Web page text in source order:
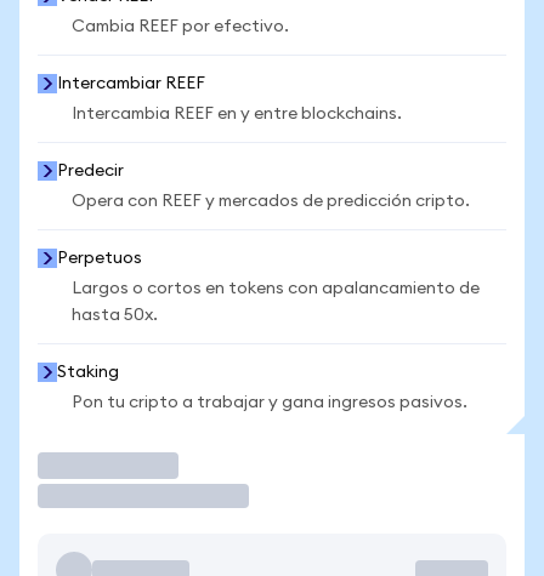
Cambia REEF por efectivo.
Intercambiar REEF
Intercambia REEF en y entre blockchains.
Predecir
Opera con REEF y mercados de predicción cripto.
Perpetuos
Largos o cortos en tokens con apalancamiento de
hasta 50x.
Staking
Pon tu cripto a trabajar y gana ingresos pasivos.